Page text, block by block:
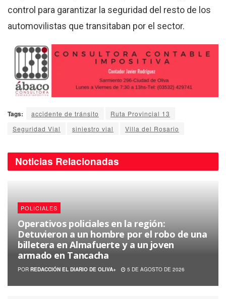
control para garantizar la seguridad del resto de los
automovilistas que transitaban por el sector.
Tags: accidente de tránsito
Ruta Provincial 13
Seguridad Vial
siniestro vial Villa del Rosario
Noticias Relacionadas
POLICIALES
Operativos policiales en la región:
Detuvieron a un hombre por el robo de una
billetera en Almafuerte y a un joven
armado en Tancacha
POR REDACCIÓN EL DIARIO DE OLIVA+ 5 DE AGOSTO DE 2026